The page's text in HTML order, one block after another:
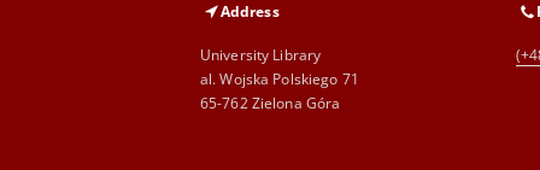
Address
University Library
al. Wojska Polskiego 71
65-762 Zielona Góra